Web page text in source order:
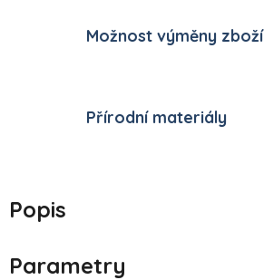
Možnost výměny zboží
Přírodní materiály
Popis
Parametry